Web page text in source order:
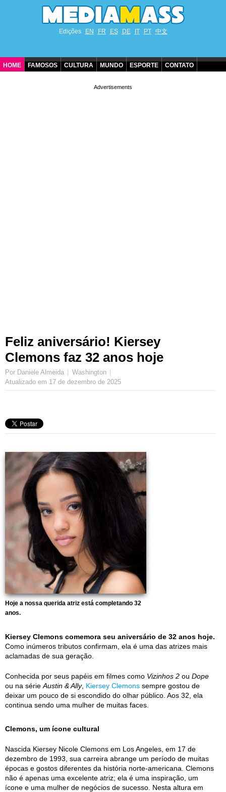
Edições EN FR ES DE IT PT 中文
HOME FAMOSOS CULTURA MUNDO ESPORTE CONTATO
Feliz aniversário! Kiersey
Clemons faz 32 anos hoje
Por Daniele Almeida
Washington
Atualizado em 17 de dezembro de 2025
Hoje a nossa querida atriz está completando 32
anos.
Kiersey Clemons comemora seu aniversário de 32 anos hoje.
Como inúmeros tributos confirmam, ela é uma das atrizes mais
aclamadas de sua geração.
Conhecida por seus papéis em filmes como Vizinhos 2 ou Dope
ou na série Austin & Ally, Kiersey Clemons sempre gostou de
deixar um pouco de si escondido do olhar público. Aos 32, ela
continua sendo uma mulher de muitas faces.
Clemons, um ícone cultural
Nascida Kiersey Nicole Clemons em Los Angeles, em 17 de
dezembro de 1993, sua carreira abrange um período de muitas
épocas e gostos diferentes da história norte-americana. Clemons
não é apenas uma excelente atriz; ela é uma inspiração, um
ícone e uma mulher de negócios de sucesso. Nesta altura em